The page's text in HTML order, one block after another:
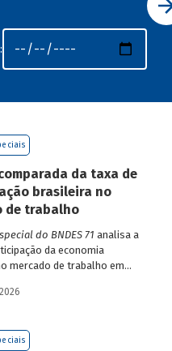
da taxa de
brasileira no
de trabalho
do BNDES 71 analisa a
da economia
mercado de trabalho em
continentes e